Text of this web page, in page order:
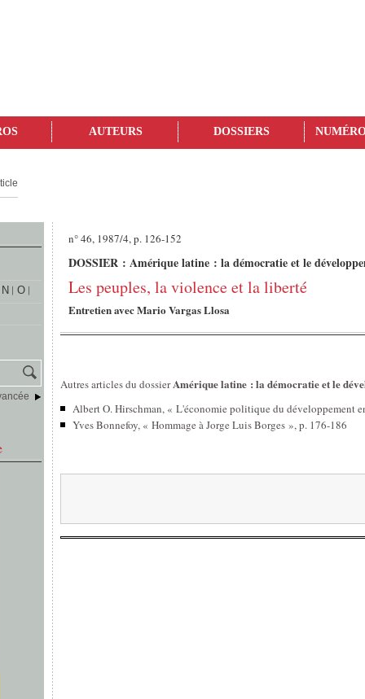
AUTEURS DOSSIERS
N
O
n° 46, 1987/4, p. 126-152
DOSSIER : Amérique latine : la démocratie et le
Les peuples, la violence et la liberté
Entretien avec Mario Vargas Llosa
Autres articles du dossierAmérique latine : la démocratie et le
Albert O. Hirschman, « L'économie politique du développement
Yves Bonnefoy, « Hommage à Jorge Luis Borges », p. 176-186